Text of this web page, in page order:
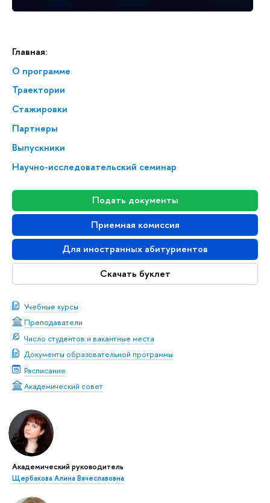
Главная:
О программе
Траектории
Стажировки
Партнеры
Выпускники
Научно-исследовательский семинар
Подать документы
Приемная комиссия
Для иностранных абитуриентов
Скачать буклет
Учебные курсы
Преподаватели
Число студентов и вакантные места
Документы образовательной программы
Расписание
Академический совет
Академический руководитель
Щербакова Алина Вячеславовна